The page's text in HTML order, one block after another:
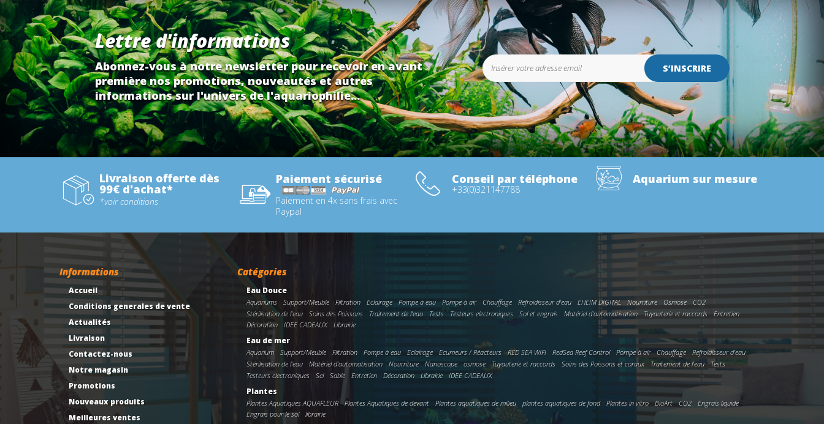
Lettre d'informations
Abonnez-vous à notre newsletter pour recevoir en avant
première nos promotions, nouveautés et autres
informations sur l'univers de l'aquariophilie...
S’INSCRIRE
Livraison offerte dès
99€ d'achat*
*voir conditions
Paiement sécurisé
Paiement en 4x sans frais avec
Paypal
Conseil par téléphone
+33(0)321147788
Aquarium sur mesure
Informations
Accueil
Conditions generales de vente
Actualités
Livraison
Contactez-nous
Notre magasin
Promotions
Nouveaux produits
Meilleures ventes
Catégories
Eau Douce
Aquariums Support/Meuble Filtration Eclairage Pompe à eau Pompe à air Chauffage Refroidisseur d'eau EHEIM DIGITAL Nourriture Osmose
CO2
Stérilisation de l'eau
Soins des Poissons Traitement de l'eau Tests Testeurs electroniques Sol et engrais Matériel d'automatisation Tuyauterie et raccords
Entretien
Décoration
IDEE CADEAUX Librairie
Eau de mer
Aquarium Support/Meuble Filtration Pompe à eau Eclairage Ecumeurs / Réacteurs RED SEA WIFI RedSea Reef Control Pompe à air Chauffage
Refroidisseur d'eau
Stérilisation de l'eau
Matériel d'automatisation Nourriture Nanoscope osmose Tuyauterie et raccords Soins des Poissons et coraux Traitement de l'eau
Tests
Testeurs electroniques
Sel Sable Entretien Décoration Librairie IDEE CADEAUX
Plantes
Plantes Aquatiques AQUAFLEUR Plantes Aquatiques de devant Plantes aquatiques de milieu plantes aquatiques de fond Plantes in vitro BioArt CO2
Engrais liquide
Engrais pour le sol
librairie